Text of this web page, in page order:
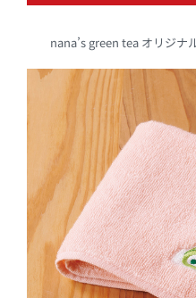
nana’s green tea オリジナ